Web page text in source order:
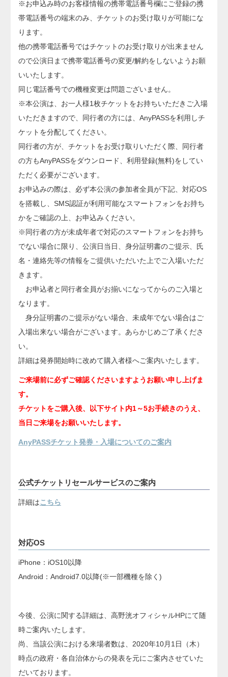
※お申込み時のお客様情報の携帯電話番号欄にご登録の携
帯電話番号の端末のみ、チケットのお受け取りが可能にな
ります。
他の携帯電話番号ではチケットのお受け取りが出来ません
ので公演日まで携帯電話番号の変更/解約をしないようお願
いいたします。
同じ電話番号での機種変更は問題ございません。
※本公演は、お一人様1枚チケットをお持ちいただきご入場
いただきますので、同行者の方には、AnyPASSを利用しチ
ケットを分配してください。
同行者の方が、チケットをお受け取りいただく際、同行者
の方もAnyPASSをダウンロード、利用登録(無料)をしてい
ただく必要がございます。
お申込みの際は、必ず本公演の参加者全員が下記、対応OS
を搭載し、SMS認証が利用可能なスマートフォンをお持ち
かをご確認の上、お申込みください。
※同行者の方が未成年者で対応のスマートフォンをお持ち
でない場合に限り、公演日当日、身分証明書のご提示、氏
名・連絡先等の情報をご提供いただいた上でご入場いただ
きます。
お申込者と同行者全員がお揃いになってからのご入場と
なります。
身分証明書のご提示がない場合、未成年でない場合はご
入場出来ない場合がございます。あらかじめご了承くださ
い。
詳細は発券開始時に改めて購入者様へご案内いたします。
ご来場前に必ずご確認くださいますようお願い申し上げま
す。
チケットをご購入後、以下サイト内1～5お手続きのうえ、
当日ご来場をお願いいたします。
AnyPASSチケット発券・入場についてのご案内
公式チケットリセールサービスのご案内
詳細はこちら
対応OS
iPhone：iOS10以降
Android：Android7.0以降(※一部機種を除く)
今後、公演に関する詳細は、高野洸オフィシャルHPにて随
時ご案内いたします。
尚、当該公演における来場者数は、2020年10月1日（木）
時点の政府・各自治体からの発表を元にご案内させていた
だいております。